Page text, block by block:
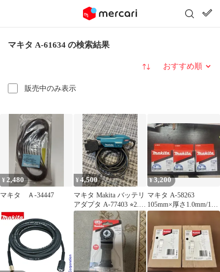
マキタ A-61634 の検索結果
販売中のみ表示
並び替え
¥ 2,480
マキタ Ａ-34447
¥4,500
マキタ Makita バッテリ
アダプタ A-77403 ⭐︎2.3
回使用⭐︎
¥3,200
マキタ A-58263
105mm×厚さ1.0mm/10
枚入 3セット